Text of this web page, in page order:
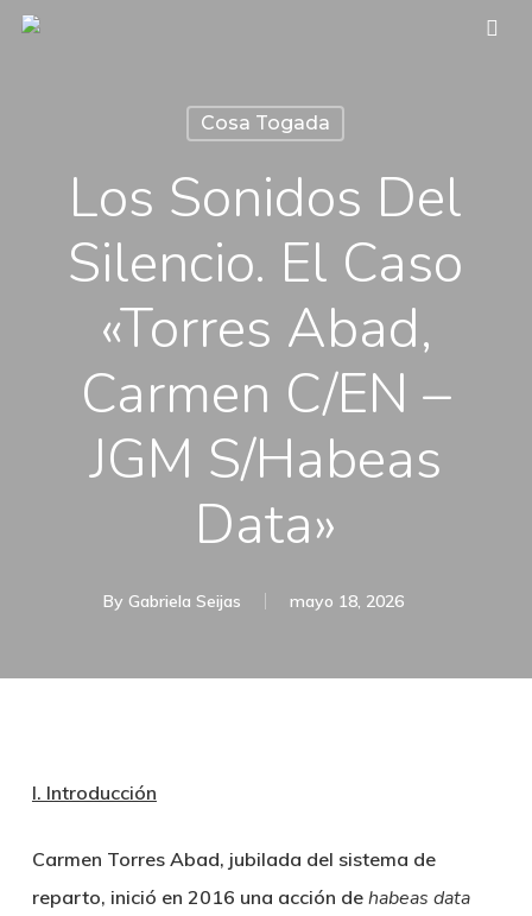
Skip
Cosa Togada
Los Sonidos Del
Silencio. El Caso
«Torres Abad,
Carmen C/EN –
JGM S/habeas
Data»
By Gabriela Seijas mayo 18, 2026
I. Introducción
Carmen Torres Abad, jubilada del sistema de
reparto, inició en 2016 una acción de habeas data